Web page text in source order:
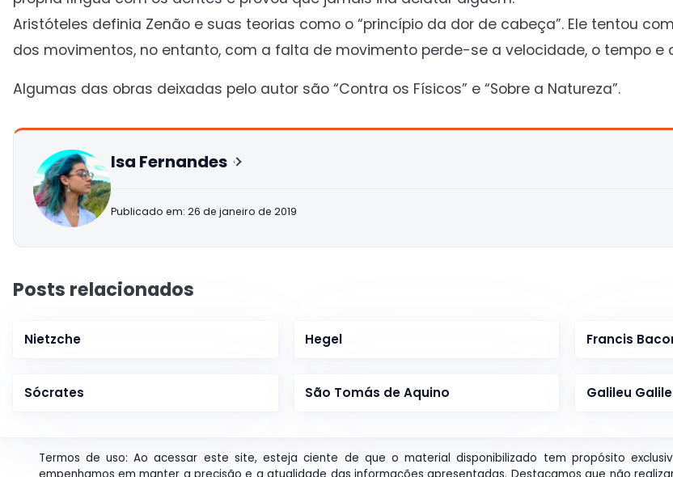
Aristóteles definia Zenão e suas teorias como o “princípio da dor de cabeça”. Ele tentou
dos movimentos, no entanto, com a falta de movimento perde-se a velocidade, o tempo e
Algumas das obras deixadas pelo autor são “Contra os Físicos” e “Sobre a Natureza”.
Isa Fernandes
Publicado em: 26 de janeiro de 2019
Posts relacionados
Nietzche Hegel Francis
Sócrates São Tomás de Aquino Galileu
Termos de uso: Ao acessar este site, esteja ciente de que o material disponibilizado tem propósito